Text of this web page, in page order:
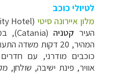
לטיולי כוכב
מלון איירונה סיטי (
Hotel
העיר קטניה (Catania),
כוכבים מודרני, עם
אוויר, פינת ישיבה, שולחן,